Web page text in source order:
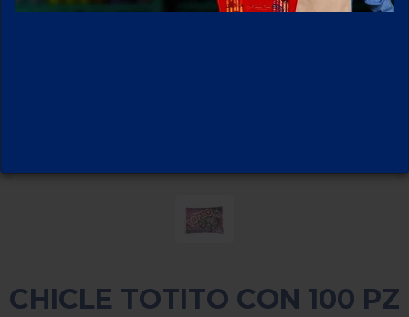
CHICLE TOTITO CON 100 PZ